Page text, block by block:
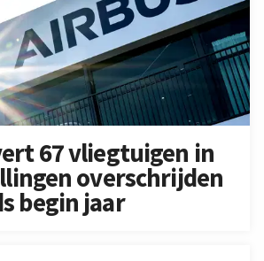
67 vliegtuigen in
overschrijden
begin jaar